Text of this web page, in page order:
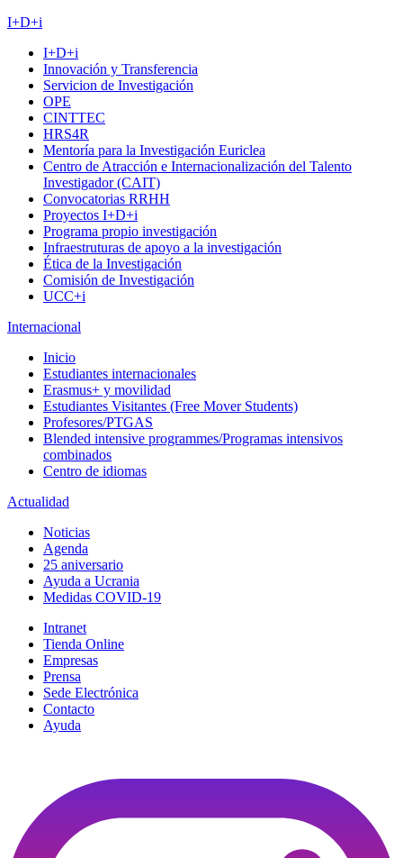
I+D+i
I+D+i
Innovación y Transferencia
Servicion de Investigación
OPE
CINTTEC
HRS4R
Mentoría para la Investigación Euriclea
Centro de Atracción e Internacionalización del Talento
Investigador (CAIT)
Convocatorias RRHH
Proyectos I+D+i
Programa propio investigación
Infraestruturas de apoyo a la investigación
Ética de la Investigación
Comisión de Investigación
UCC+i
Internacional
Inicio
Estudiantes internacionales
Erasmus+ y movilidad
Estudiantes Visitantes (Free Mover Students)
Profesores/PTGAS
Blended intensive programmes/Programas intensivos
combinados
Centro de idiomas
Actualidad
Noticias
Agenda
25 aniversario
Ayuda a Ucrania
Medidas COVID-19
Intranet
Tienda Online
Empresas
Prensa
Sede Electrónica
Contacto
Ayuda